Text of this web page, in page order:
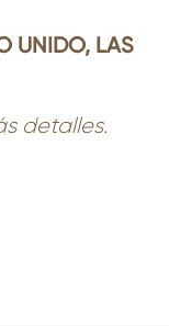
UNIDO, LAS
detalles.